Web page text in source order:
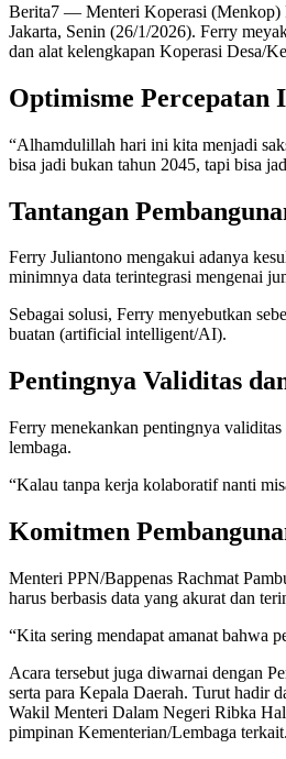
Berita7 — Menteri Koperasi (Menkop)
Jakarta, Senin (26/1/2026). Ferry
dan alat kelengkapan Koperasi Desa/
Optimisme Percepatan
“Alhamdulillah hari ini kita menjadi
bisa jadi bukan tahun 2045, tapi bisa
Tantangan
Ferry Juliantono mengakui adanya
minimnya data terintegrasi mengenai
Sebagai solusi, Ferry menyebutkan
buatan (artificial intelligent/AI).
Pentingnya Validitas
Ferry menekankan pentingnya
lembaga.
“Kalau tanpa kerja kolaboratif nanti
Komitmen
Menteri PPN/Bappenas Rachmat
harus berbasis data yang akurat dan
“Kita sering mendapat amanat bahwa
Acara tersebut juga diwarnai dengan
serta para Kepala Daerah. Turut hadir
Wakil Menteri Dalam Negeri Ribka
pimpinan Kementerian/Lembaga terkait.